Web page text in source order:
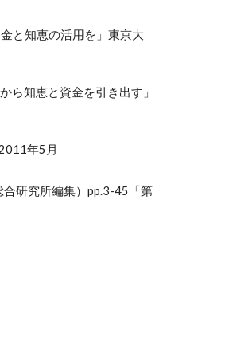
と知恵の活用を」東京大
知恵と資金を引き出す」
年5月
研究所編集）pp.3-45「第